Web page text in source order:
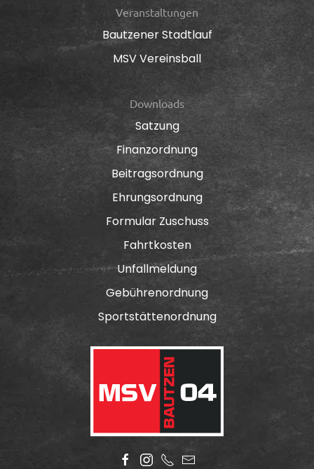
Veranstaltungen
Bautzener Stadtlauf
MSV Vereinsball
Downloads
Satzung
Finanzordnung
Beitragsordnung
Ehrungsordnung
Formular Zuschuss
Fahrtkosten
Unfallmeldung
Gebührenordnung
Sportstättenordnung